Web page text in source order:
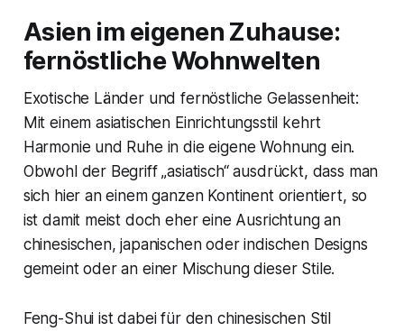
Asien im eigenen Zuhause:
fernöstliche Wohnwelten
Exotische Länder und fernöstliche Gelassenheit:
Mit einem asiatischen Einrichtungsstil kehrt
Harmonie und Ruhe in die eigene Wohnung ein.
Obwohl der Begriff „asiatisch“ ausdrückt, dass man
sich hier an einem ganzen Kontinent orientiert, so
ist damit meist doch eher eine Ausrichtung an
chinesischen, japanischen oder indischen Designs
gemeint oder an einer Mischung dieser Stile.
Feng-Shui ist dabei für den chinesischen Stil